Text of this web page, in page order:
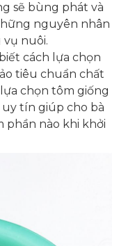
sẽ bùng phát và
nguyên nhân
nuôi.
cách lựa chọn
tiêu chuẩn chất
chọn tôm giống
tín giúp cho bà
phần nào khi khởi